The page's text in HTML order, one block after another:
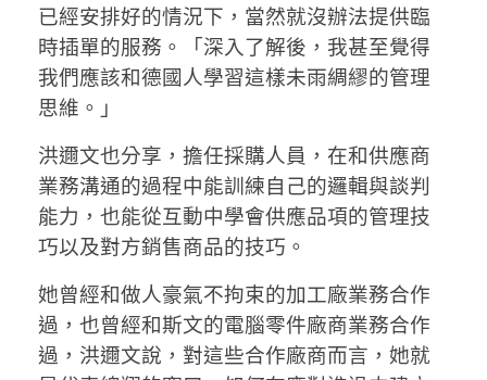
已經安排好的情況下，當然就沒辦法提供臨
時插單的服務。「深入了解後，我甚至覺得
我們應該和德國人學習這樣未雨綢繆的管理
思維。」
洪邇文也分享，擔任採購人員，在和供應商
業務溝通的過程中能訓練自己的邏輯與談判
能力，也能從互動中學會供應品項的管理技
巧以及對方銷售商品的技巧。
她曾經和做人豪氣不拘束的加工廠業務合作
過，也曾經和斯文的電腦零件廠商業務合作
過，洪邇文說，對這些合作廠商而言，她就